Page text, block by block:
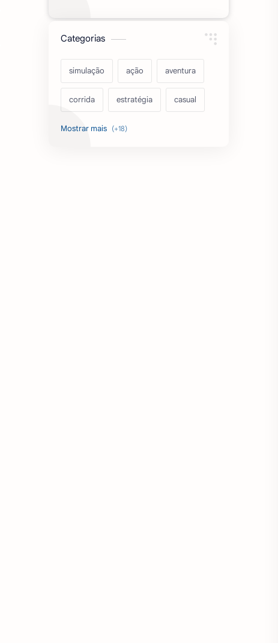
Categorias
simulação ação aventura
corrida estratégia casual
acarde esportes